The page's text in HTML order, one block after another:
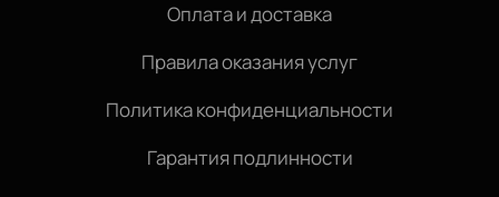
Оплата и доставка
Правила оказания услуг
Политика конфиденциальности
Гарантия подлинности